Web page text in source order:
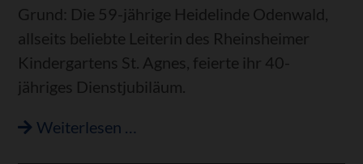
Grund: Die 59-jährige Heidelinde Odenwald,
allseits beliebte Leiterin des Rheinsheimer
Kindergartens St. Agnes, feierte ihr 40-
jähriges Dienstjubiläum.
Weiterlesen …